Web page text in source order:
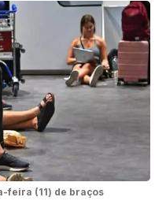
feira (11) de braços